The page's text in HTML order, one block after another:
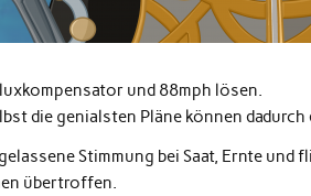
und 88mph lösen.
die genialsten Pläne können
Stimmung bei Saat, Ernte
übertroffen.